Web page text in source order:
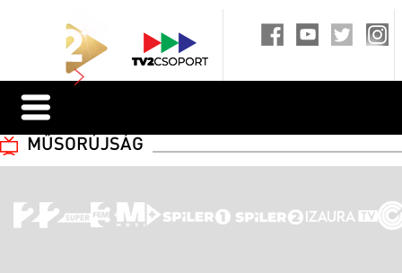
MŰSORÚJSÁG